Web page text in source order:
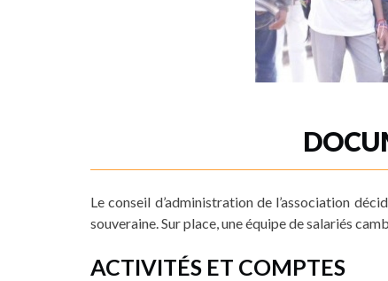
Le conseil d’administration de l’association
souveraine. Sur place, une équipe de salariés
ACTIVITÉS ET COMPTES